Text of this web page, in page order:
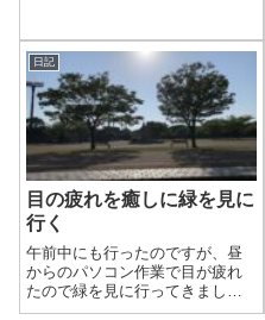
日記
目の疲れを癒しに緑を見に
行く
午前中にも行ったのですが、昼
からのパソコン作業で目が疲れ
たので緑を見に行ってきまし
た。